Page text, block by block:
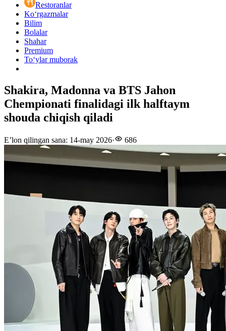
Restoranlar
Ko‘rgazmalar
Bilim
Bolalar
Shahar
Premium
Toʻylar muborak
Shakira, Madonna va BTS Jahon
Chempionati finalidagi ilk halftaym
shouda chiqish qiladi
E’lon qilingan sana: 14-may 2026· 686